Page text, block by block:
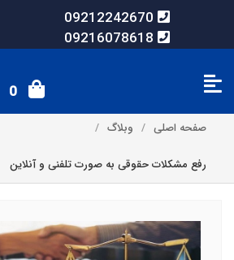
09212242670
09216078618
0
صفحه اصلی وبلاگ
رفع مشکلات حقوقی به صورت تلفنی و آنلاین